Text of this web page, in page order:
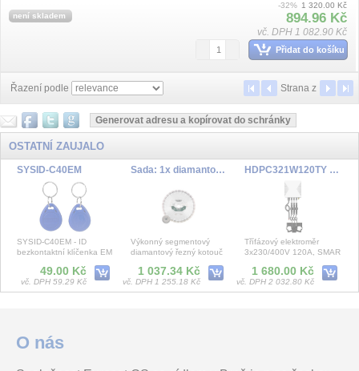
není skladem
-32% 1 320.00 Kč
894.96 Kč
vč. DPH 1 082.90 Kč
Přidat do košíku
Řazení podle Strana z
OSTATNÍ ZAUJALO
SYSID-C40EM
SYSID-C40EM - ID
bezkontaktní klíčenka EM
49.00 Kč
vč. DPH 59.29 Kč
Sada: 1x diamantový řezný kotouč 230x22,23mm, „UP“+ 1x rychloupínací matice M 14
Výkonný segmentový
diamantový řezný kotouč
tvrdých materià
1 037.34 Kč
vč. DPH 1 255.18 Kč
HDPC321W120TY Třífázový elektroměr, 3X230/400VA, 120A
Třífázový elektroměr
3x230/400V 120A, SMAR
měření pomocí trans
1 680.00 Kč
vč. DPH 2 032.80 Kč
O nás